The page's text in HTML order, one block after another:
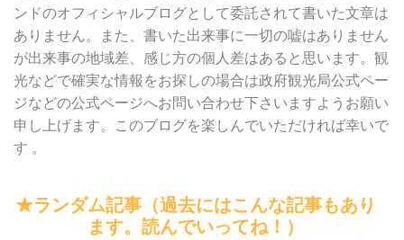
ンドのオフィシャルブログとして委託されて書いた文章は
ありません。また、書いた出来事に一切の嘘はありません
が出来事の地域差、感じ方の個人差はあると思います。観
光などで確実な情報をお探しの場合は政府観光局公式ペー
ジなどの公式ページへお問い合わせ下さいますようお願い
申し上げます。このブログを楽しんでいただければ幸いで
す 。
★ランダム記事（過去にはこんな記事もあり
ます。読んでいってね！）